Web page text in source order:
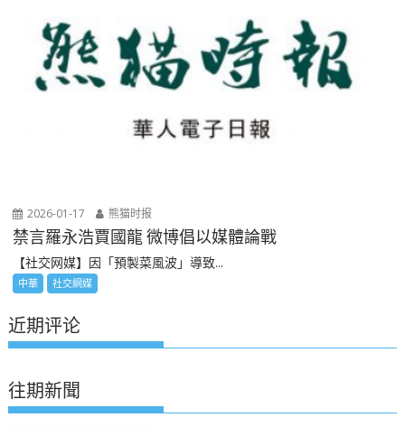
2026-01-17 熊猫时报
禁言羅永浩賈國龍 微博倡以媒體論戰
【社交网媒】因「預製菜風波」導致...
中華 社交網媒
近期评论
往期新聞